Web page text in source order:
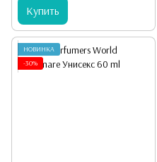
Купить
НОВИНКА
-30%